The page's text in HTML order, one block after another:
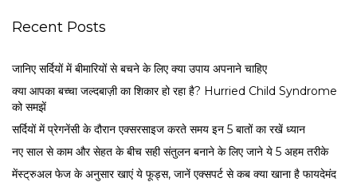
Recent Posts
जानिए सर्दियों में बीमारियों से बचने के लिए क्या उपाय अपनाने चाहिए
क्या आपका बच्चा जल्दबाज़ी का शिकार हो रहा है? Hurried Child Syndrome
को समझें
सर्द‍ियों में प्रेगनेंसी के दौरान एक्सरसाइज करते समय इन 5 बातों का रखें ध्यान
नए साल से काम और सेहत के बीच सही संतुलन बनाने के लिए जाने ये 5 अहम तरीके
मेंस्ट्रुअल फेज के अनुसार खाएं ये फूड्स, जानें एक्सपर्ट से कब क्या खाना है फायदेमंद